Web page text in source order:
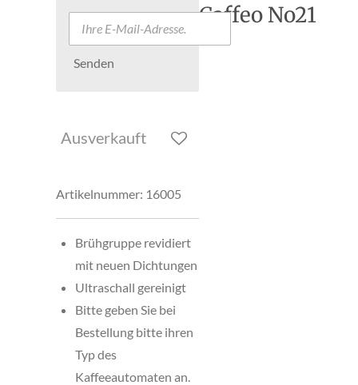
Caffeo No21
Senden
Ausverkauft
Artikelnummer: 16005
Brühgruppe revidiert
mit neuen Dichtungen
Ultraschall gereinigt
Bitte geben Sie bei
Bestellung bitte ihren
Typ des
Kaffeeautomaten an.